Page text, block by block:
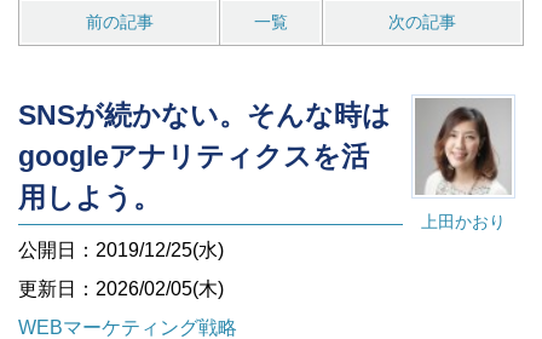
前の記事 一覧 次の記事
上田かおり
SNSが続かない。そんな時は
googleアナリティクスを活
用しよう。
公開日：2019/12/25(水)
更新日：2026/02/05(木)
WEBマーケティング戦略